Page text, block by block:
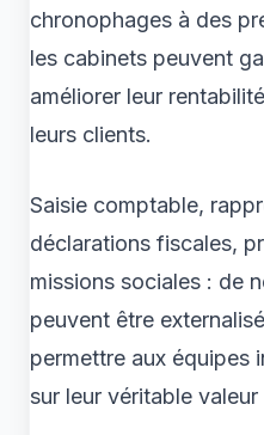
chronophages à des
les cabinets peuvent
améliorer leur
leurs clients.
Saisie comptable,
déclarations fiscales,
missions sociales : de
peuvent être
permettre aux équipes
sur leur véritable valeur